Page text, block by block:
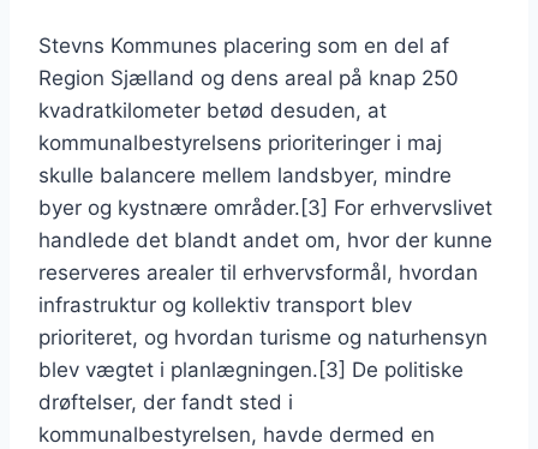
Stevns Kommunes placering som en del af
Region Sjælland og dens areal på knap 250
kvadratkilometer betød desuden, at
kommunalbestyrelsens prioriteringer i maj
skulle balancere mellem landsbyer, mindre
byer og kystnære områder.[3] For erhvervslivet
handlede det blandt andet om, hvor der kunne
reserveres arealer til erhvervsformål, hvordan
infrastruktur og kollektiv transport blev
prioriteret, og hvordan turisme og naturhensyn
blev vægtet i planlægningen.[3] De politiske
drøftelser, der fandt sted i
kommunalbestyrelsen, havde dermed en